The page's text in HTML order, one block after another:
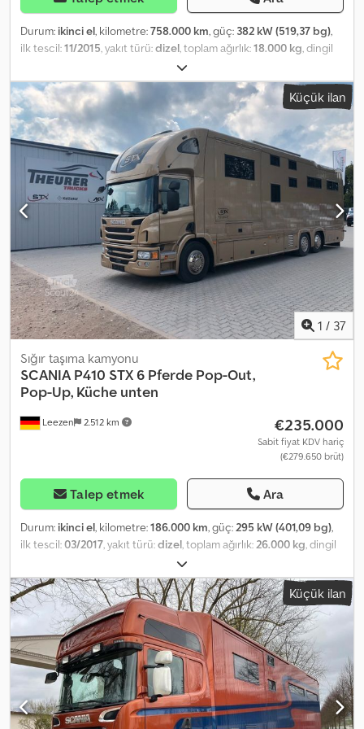
Durum: ikinci el, kilometre:758.000 km, güç: 382 kW (519,37 bg),
ilk tescil:11/2015, yakıt türü:dizel, toplam ağırlık:18.000 kg, dingil
, bir sonraki muayene (TÜV):
frenler:retarder, renk:kırmızı, vites türü:otomatik, emisyon sınıfı:
Euro 6 , Donanım:ABS, elektronik denge programı (ESP), klima,
park ısıtıcısı, * Scania CD radio * Second sleeper bunk *
Refrigerator * Stationary air conditioning unit * Auxiliary heater
Credpswfzqujfx Afwef * Radio transceiver ----* Adaptive cruise
control (ACC) * Hill-start assist * Lane departure warning * Brake
warning system * Rear axle differential lock ----* 3-tier KA-BA
livestock body * Lifting roof * Drinking system * 1st floor: 6.01m x
2.45m = 14.72 sqm * 2nd floor: 5.85m x 2.31m = 13.51 sqm * 3rd floor:
5.85m x 2.25m = 13.16 sqm ----Internal vehicle number: 8279
Vehicle images are not up to date. New pictures will be taken
soon. ----Subject to errors & prior sale.
Küçük ilan
1 / 37
Leezen 2.512 km
Sığır taşıma kamyonu
SCANIA P410 STX 6 Pferde Pop-Out,
Pop-Up, Küche unten
€235.000
Sabit fiyat KDV hariç
(€279.650 brüt)
Talep etmek Ara
Durum: ikinci el, kilometre:186.000 km, güç:295 kW (401,09 bg),
ilk tescil:03/2017, yakıt türü:dizel, toplam ağırlık:26.000 kg, dingil
, frenler:retarder
otomatik, emisyon sınıfı:Euro 6, Donanım:ABS, klima, navigasyon
sistemi, park ısıtıcısı, Scania P410 STX HORSETRUCK for 6 horses
POP-OUT, POP-UP. FULL EQUIPMENT! 6 horses, side and rear
ramp, pop-out, pop-up, kitchen on lower level, underfloor storage
below living quarters, storage compartments all around the truck,
6 kW diesel generator, 550-liter fresh water tank, 300-liter waste
water tank, 5-6 sleeping berths, living room area, extra-large bed
above bathroom, separate groom's bed, rear entrance door, video
surveillance and temperature monitoring for the horse area. LG
Küçük ilan